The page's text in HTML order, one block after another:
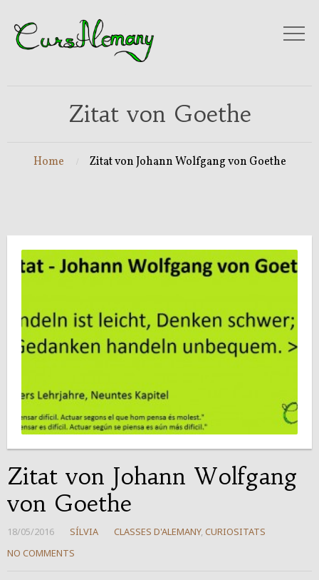
Zitat von Goethe
Home Zitat von Johann Wolfgang von Goethe
Zitat von Johann Wolfgang
von Goethe
18/05/2016 SÍLVIA CLASSES D'ALEMANY, CURIOSITATS
NO COMMENTS